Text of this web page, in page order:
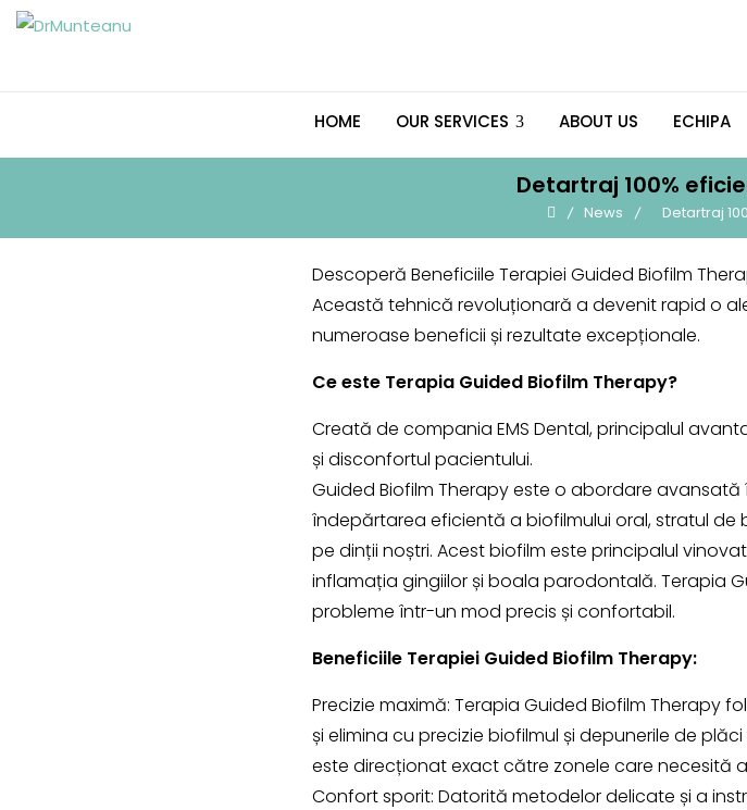
Skip
HOME OUR SERVICES ABOUT US ECHIPA
Detartraj 100%
News Detartraj
Descoperă Beneficiile Terapiei Guided Biofilm
Această tehnică revoluționară a devenit rapid o
numeroase beneficii și rezultate excepționale.
Ce este Terapia Guided Biofilm Therapy?
Creată de compania EMS Dental, principalul
și disconfortul pacientului.
Guided Biofilm Therapy este o abordare
îndepărtarea eficientă a biofilmului oral, stratul
pe dinții noștri. Acest biofilm este principalul
inflamația gingiilor și boala parodontală. Terapia
probleme într-un mod precis și confortabil.
Beneficiile Terapiei Guided Biofilm Therapy:
Precizie maximă: Terapia Guided Biofilm Therapy
și elimina cu precizie biofilmul și depunerile de
este direcționat exact către zonele care necesită
Confort sporit: Datorită metodelor delicate și a